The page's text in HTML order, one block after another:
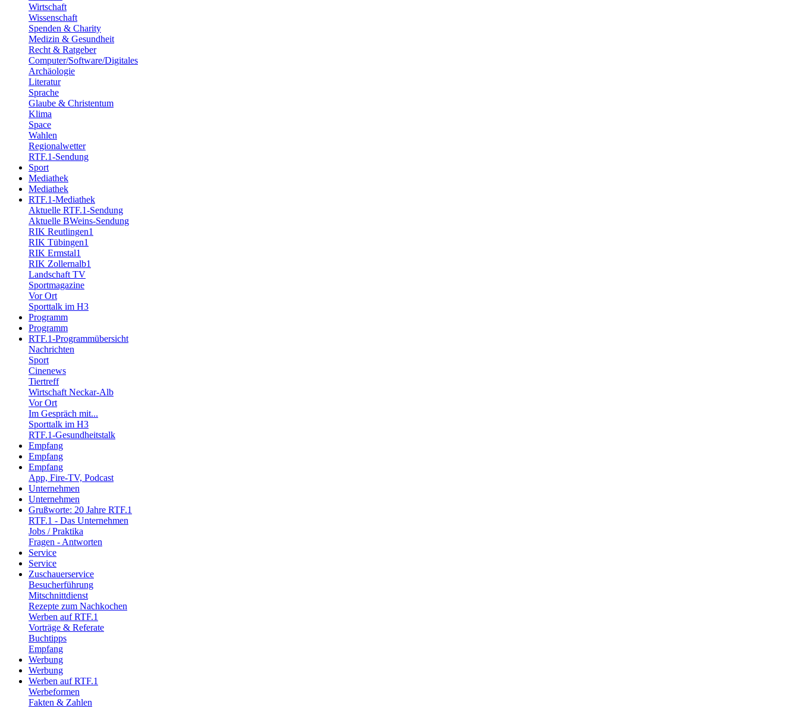
Wirtschaft
Wissenschaft
Spenden & Charity
Medizin & Gesundheit
Recht & Ratgeber
Computer/Software/Digitales
Archäologie
Literatur
Sprache
Glaube & Christentum
Klima
Space
Wahlen
Regionalwetter
RTF.1-Sendung
Sport
Mediathek
Mediathek
RTF.1-Mediathek
Aktuelle RTF.1-Sendung
Aktuelle BWeins-Sendung
RIK Reutlingen1
RIK Tübingen1
RIK Ermstal1
RIK Zollernalb1
Landschaft TV
Sportmagazine
Vor Ort
Sporttalk im H3
Programm
Programm
RTF.1-Programmübersicht
Nachrichten
Sport
Cinenews
Tiertreff
Wirtschaft Neckar-Alb
Vor Ort
Im Gespräch mit...
Sporttalk im H3
RTF.1-Gesundheitstalk
Empfang
Empfang
Empfang
App, Fire-TV, Podcast
Unternehmen
Unternehmen
Grußworte: 20 Jahre RTF.1
RTF.1 - Das Unternehmen
Jobs / Praktika
Fragen - Antworten
Service
Service
Zuschauerservice
Besucherführung
Mitschnittdienst
Rezepte zum Nachkochen
Werben auf RTF.1
Vorträge & Referate
Buchtipps
Empfang
Werbung
Werbung
Werben auf RTF.1
Werbeformen
Fakten & Zahlen